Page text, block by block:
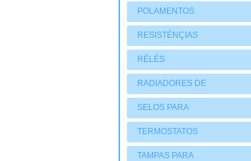
POLAMENTOS
RESISTÉNÇIAS
RÉLÉS
RADIADORES DE
AQUECIMENTO
SELOS PARA
COMPRESSORES
TERMOSTATOS
TAMPAS PARA